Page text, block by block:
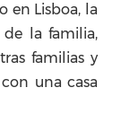
en Lisboa, la
la familia,
familias y
una casa